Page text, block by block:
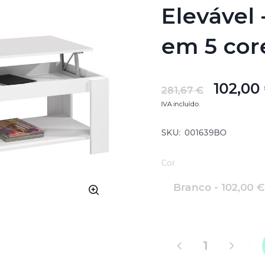
Elevável
em 5
281,67 €
IVA incluído.
SKU: 001639BO
Cor
Branco - 102,00 €